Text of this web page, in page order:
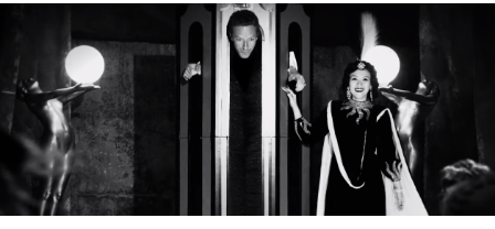
Sport
Altrecose
Mondiali calcio 2026
PODCAST